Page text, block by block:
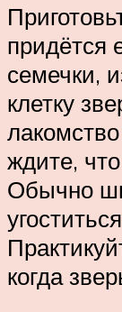
придётся
семечки,
клетку
ждите,
Обычно
когда